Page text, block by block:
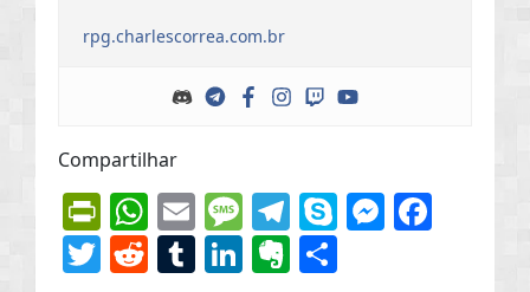
rpg.charlescorrea.com.br
Compartilhar
PrintFriendly
WhatsApp
EmailMessage
Telegram
Skype
Twitter
Reddit
Tumblr
LinkedIn
Evernote